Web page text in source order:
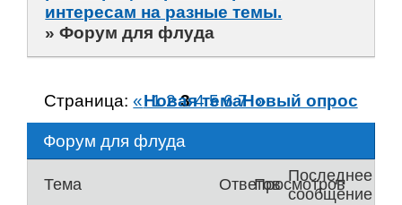
интересам на разные темы.
»Форум для флуда
Форум для флуда
Страница:« 1 2 3 4 5 6 7 »
Новая темаНовый опрос
Тема ОтветовПросмотров
Последнее
сообщение